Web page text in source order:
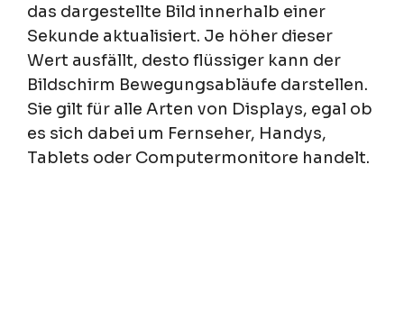
das dargestellte Bild innerhalb einer
Sekunde aktualisiert. Je höher dieser
Wert ausfällt, desto flüssiger kann der
Bildschirm Bewegungsabläufe darstellen.
Sie gilt für alle Arten von Displays, egal ob
es sich dabei um Fernseher, Handys,
Tablets oder Computermonitore handelt.